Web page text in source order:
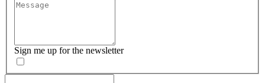
Sign me up for the newsletter